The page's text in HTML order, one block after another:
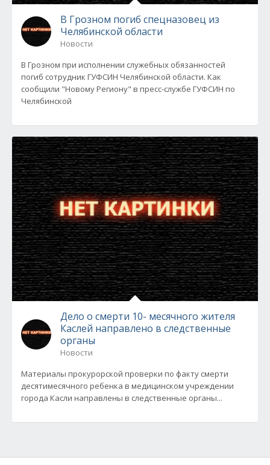
В Грозном погиб спецназовец из
Челябинской области
Новости
В Грозном при исполнении служебных обязанностей
погиб сотрудник ГУФСИН Челябинской области. Как
сообщили "Новому Региону" в пресс-службе ГУФСИН по
Челябинской
Дело о смерти 10- месячного жителя
Каслей направлено в следственные
органы
Новости
Материалы прокурорской проверки по факту смерти
десятимесячного ребенка в медицинском учреждении
города Касли направлены в следственные органы...